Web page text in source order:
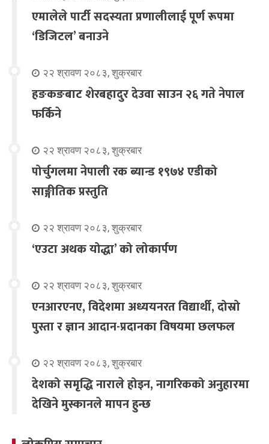
एमालेले पार्टी सदस्यता प्रणालीलाई पूर्ण रूपमा
‘डिजिटल’ बनाउने
२२ श्रावण २०८३, शुक्रबार
हङकङबाट शेरबहादुर देउवा साउन २६ गते नेपाल
फर्किने
२२ श्रावण २०८३, शुक्रबार
पोर्चुगलमा नेपाली रक ब्यान्ड १९७४ एडीको
साङ्गीतिक प्रस्तुति
२२ श्रावण २०८३, शुक्रबार
‘एउटा अथक योद्धा’ को लोकार्पण
२२ श्रावण २०८३, शुक्रबार
एनआरएनए, विदेशमा अध्ययनरत विद्यार्थी, दोस्रो
पुस्ता र ज्ञान आदान-प्रदानका विषयमा छलफल
२२ श्रावण २०८३, शुक्रबार
देशको समृद्धि नाराले होइन, नागरिकको अनुहारमा
देखिने मुस्कानले मापन हुन्छ